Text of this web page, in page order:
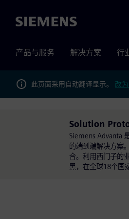
Siemens
产品与服务 解决方案 行
此页面采用自动翻译显示。 改
Solution
Siemens Advanta
的端到端解决方案
合。利用西门子的
黑，在全球18个国